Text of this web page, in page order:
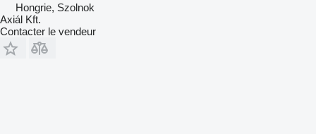
Hongrie, Szolnok
Axiál Kft.
Contacter le vendeur